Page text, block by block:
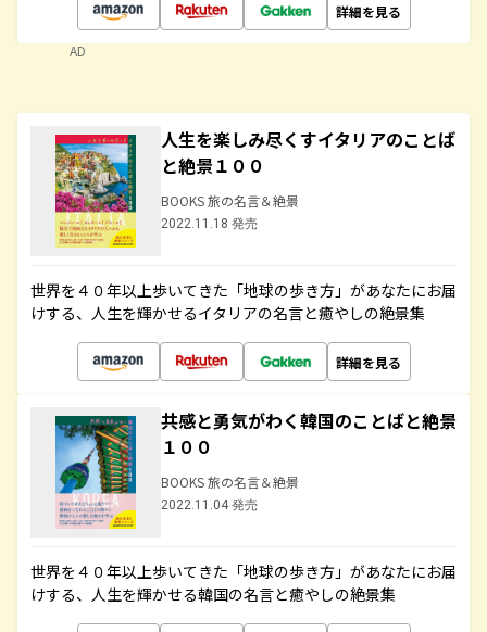
詳細を見る
AD
人生を楽しみ尽くすイタリアのことば
と絶景１００
BOOKS 旅の名言＆絶景
2022.11.18 発売
世界を４０年以上歩いてきた「地球の歩き方」があなたにお届
けする、人生を輝かせるイタリアの名言と癒やしの絶景集
詳細を見る
共感と勇気がわく韓国のことばと絶景
１００
BOOKS 旅の名言＆絶景
2022.11.04 発売
世界を４０年以上歩いてきた「地球の歩き方」があなたにお届
けする、人生を輝かせる韓国の名言と癒やしの絶景集